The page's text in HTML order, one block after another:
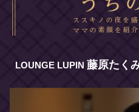
LOUNGE LUPIN 藤原たく